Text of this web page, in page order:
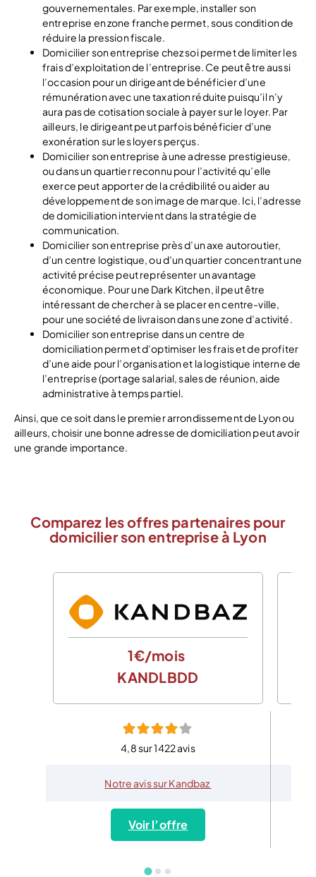
gouvernementales. Par exemple, installer son
entreprise en zone franche permet, sous condition de
réduire la pression fiscale.
Domicilier son entreprise chez soi permet de limiter les
frais d’exploitation de l’entreprise. Ce peut être aussi
l’occasion pour un dirigeant de bénéficier d’une
rémunération avec une taxation réduite puisqu’il n’y
aura pas de cotisation sociale à payer sur le loyer. Par
ailleurs, le dirigeant peut parfois bénéficier d’une
exonération sur les loyers perçus.
Domicilier son entreprise à une adresse prestigieuse,
ou dans un quartier reconnu pour l’activité qu’elle
exerce peut apporter de la crédibilité ou aider au
développement de son image de marque. Ici, l’adresse
de domiciliation intervient dans la stratégie de
communication.
Domicilier son entreprise près d’un axe autoroutier,
d’un centre logistique, ou d’un quartier concentrant une
activité précise peut représenter un avantage
économique. Pour une Dark Kitchen, il peut être
intéressant de chercher à se placer en centre-ville,
pour une société de livraison dans une zone d’activité.
Domicilier son entreprise dans un centre de
domiciliation permet d’optimiser les frais et de profiter
d’une aide pour l’organisation et la logistique interne de
l’entreprise (portage salarial, sales de réunion, aide
administrative à temps partiel.
Ainsi, que ce soit dans le premier arrondissement de Lyon ou
ailleurs, choisir une bonne adresse de domiciliation peut avoir
une grande importance.
Comparez les offres partenaires pour
domicilier son entreprise à Lyon
1€/mois
KANDLBDD
4,8 sur 1422 avis
Notre avis sur Kandbaz
Voir l’offre